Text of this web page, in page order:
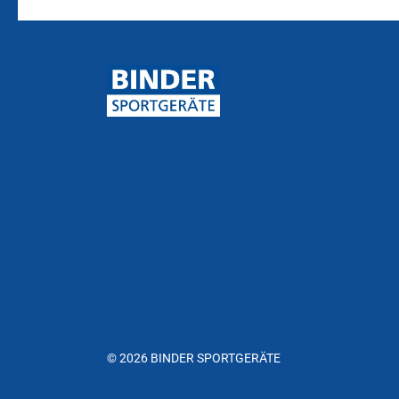
© 2026 BINDER SPORTGERÄTE